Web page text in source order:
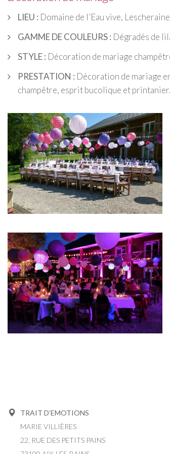
LIEU : Domaine de l’Eau vive,
GAMME DE COULEURS : Dégradés de
STYLE : Décoration de mariage
PRESTATION : Décoration de mariage
champêtre, esprit bucolique et printanier.
TRAIT D’EMOTIONS
MARIE VILLIÈRES
22, RUE DES PETITS PAINS